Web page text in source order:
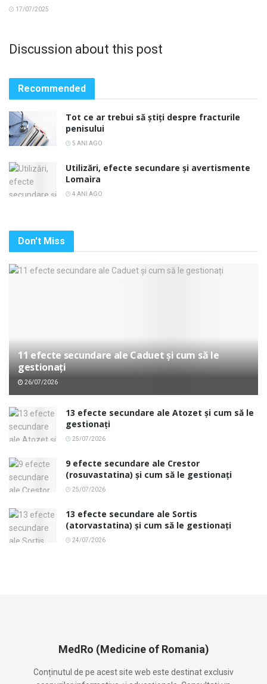
17/07/2025
Discussion about this post
Recommended
Tot ce ar trebui să știți despre fracturile
penisului
5 ANI AGO
Utilizări, efecte secundare și avertismente
Lomaira
4 ANI AGO
Don't Miss
11 efecte secundare ale Caduet și cum să le
gestionați
26/07/2026
13 efecte secundare ale Atozet și cum să le
gestionați
25/07/2026
9 efecte secundare ale Crestor
(rosuvastatina) și cum să le gestionați
25/07/2026
13 efecte secundare ale Sortis
(atorvastatina) și cum să le gestionați
24/07/2026
MedRo (Medicine of Romania)
Conținutul de pe acest site web este destinat exclusiv